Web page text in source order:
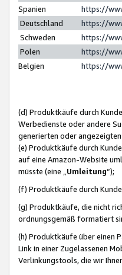
Spanien
https://
Deutschland
https://
Schweden
https://
Polen
https://
Belgien
https://
(d) Produktkäufe durch
Werbedienste oder andere
generierten oder
(e) Produktkäufe durch
auf eine Amazon-Website
müsste (eine „ Umleitung“);
(f) Produktkäufe durch
(g) Produktkäufe, die nicht
ordnungsgemäß formatiert
(h) Produktkäufe über einen
Link in einer Zugelassenen
Verlinkungstools, die wir